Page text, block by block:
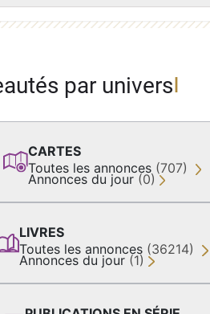
par univers
CARTES
Toutes les annonces (707)
Annonces du jour (0)
LIVRES
Toutes les annonces (36214)
Annonces du jour (1)